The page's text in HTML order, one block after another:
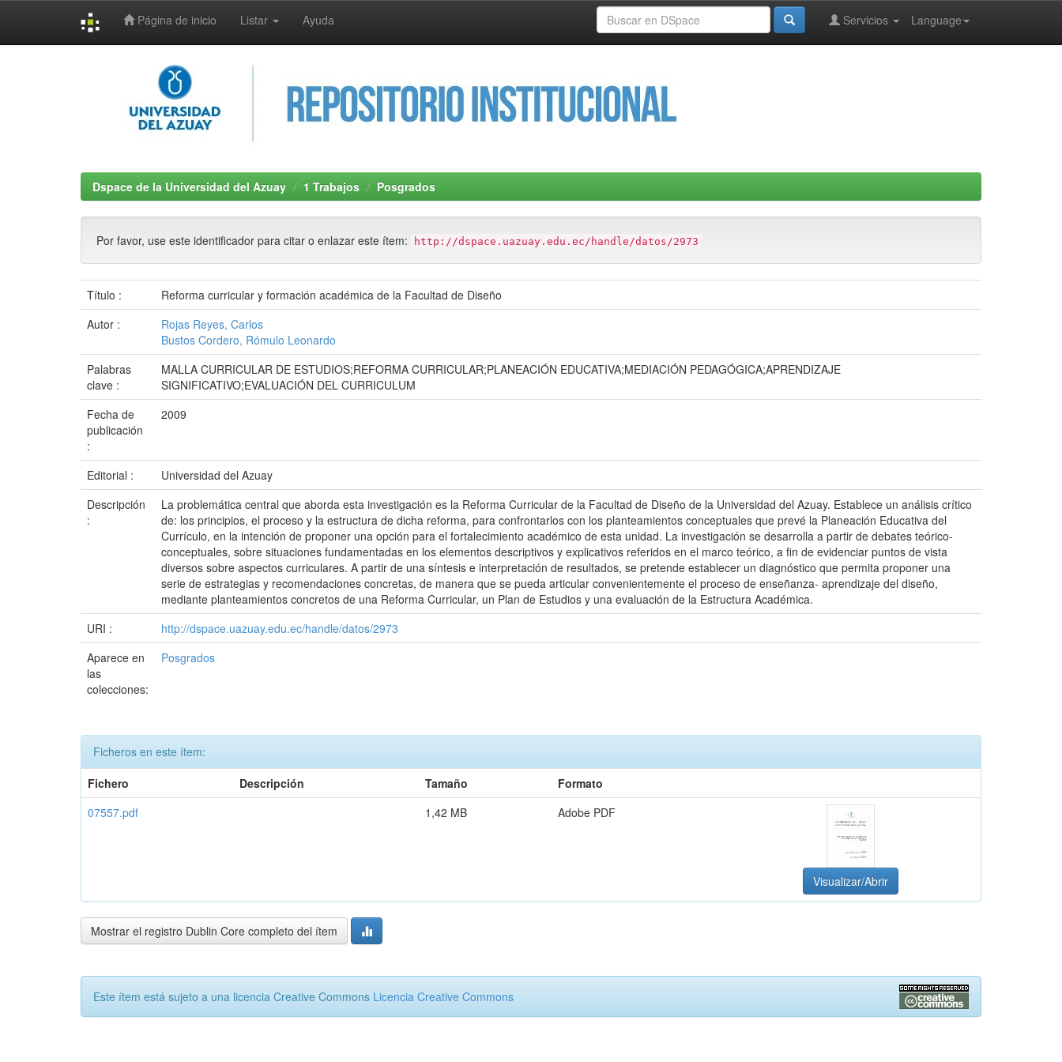
Página de inicio Listar Ayuda Language
Servicios
Dspace de la Universidad del Azuay 1 Trabajos Posgrados
Por favor, use este identificador para citar o enlazar este ítem: http://dspace.uazuay.edu.ec/handle/datos/2973
Título :
Reforma curricular y formación académica de la Facultad de Diseño
Autor :
Rojas Reyes, Carlos
Bustos Cordero, Rómulo Leonardo
Palabras
clave :
MALLA CURRICULAR DE ESTUDIOS;REFORMA CURRICULAR;PLANEACIÓN EDUCATIVA;MEDIACIÓN PEDAGÓGICA;APRENDIZAJE
SIGNIFICATIVO;EVALUACIÓN DEL CURRICULUM
Fecha de
publicación
:
2009
Editorial :
Universidad del Azuay
Descripción
:
La problemática central que aborda esta investigación es la Reforma Curricular de la Facultad de Diseño de la Universidad del Azuay. Establece un análisis crítico
de: los principios, el proceso y la estructura de dicha reforma, para confrontarlos con los planteamientos conceptuales que prevé la Planeación Educativa del
Currículo, en la intención de proponer una opción para el fortalecimiento académico de esta unidad. La investigación se desarrolla a partir de debates teórico-
conceptuales, sobre situaciones fundamentadas en los elementos descriptivos y explicativos referidos en el marco teórico, a fin de evidenciar puntos de vista
diversos sobre aspectos curriculares. A partir de una síntesis e interpretación de resultados, se pretende establecer un diagnóstico que permita proponer una
serie de estrategias y recomendaciones concretas, de manera que se pueda articular convenientemente el proceso de enseñanza- aprendizaje del diseño,
mediante planteamientos concretos de una Reforma Curricular, un Plan de Estudios y una evaluación de la Estructura Académica.
URI :
http://dspace.uazuay.edu.ec/handle/datos/2973
Aparece en
las
colecciones:
Posgrados
Ficheros en este ítem:
Fichero
Descripción Tamaño
Formato
07557.pdf
1,42 MB Adobe PDF
Visualizar/Abrir
Mostrar el registro Dublin Core completo del ítem
Este ítem está sujeto a una licencia Creative Commons Licencia Creative Commons